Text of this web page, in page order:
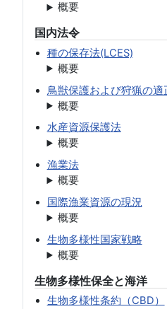
概要
国内法令
種の保存法(LCES)
概要
鳥獣保護および狩猟の
概要
水産資源保護法
概要
漁業法
概要
国際漁業資源の現況
概要
生物多様性国家戦略
概要
生物多様性保全と海洋
生物多様性条約（CBD）